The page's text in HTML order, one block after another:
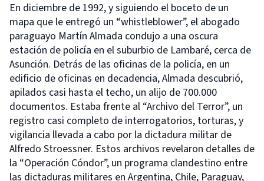
En diciembre de 1992, y siguiendo el boceto de un
mapa que le entregó un “whistleblower”, el abogado
paraguayo Martín Almada condujo a una oscura
estación de policía en el suburbio de Lambaré, cerca de
Asunción. Detrás de las oficinas de la policía, en un
edificio de oficinas en decadencia, Almada descubrió,
apilados casi hasta el techo, un alijo de 700.000
documentos. Estaba frente al “Archivo del Terror”, un
registro casi completo de interrogatorios, torturas, y
vigilancia llevada a cabo por la dictadura militar de
Alfredo Stroessner. Estos archivos revelaron detalles de
la “Operación Cóndor”, un programa clandestino entre
las dictaduras militares en Argentina, Chile, Paraguay,